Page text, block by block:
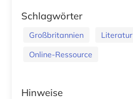
Schlagwörter
Großbritannien Literatur
Online-Ressource
Hinweise